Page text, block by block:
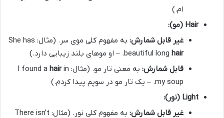
ام.)
Hair (مو):
غیر قابل شمارش:
به مفهوم کلی موی سر. (مثال: She has
beautiful long hair
. – او موهای بلند زیبایی دارد.)
قابل شمارش: به معنی تار مو. (مثال: I found a hairin
my soup. – یک تار مو در سوپم پیدا کردم.)
Light (نور):
غیر قابل شمارش:
به مفهوم کلی نور. (مثال: There isn’t